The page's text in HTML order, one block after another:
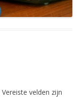
Vereiste velden zijn